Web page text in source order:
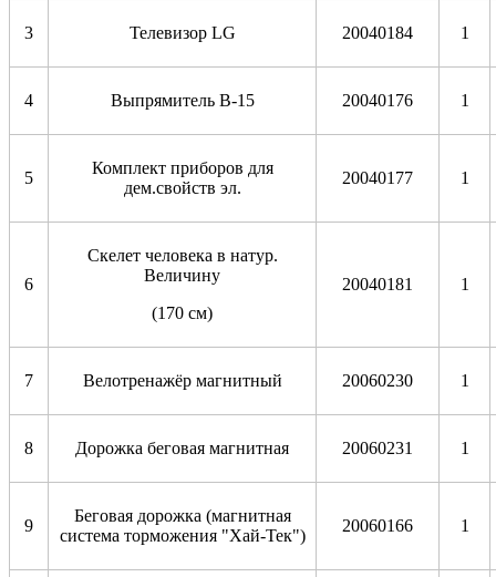
3 Телевизор LG 20040184 1
4 Выпрямитель В-15 20040176 1
5
Комплект приборов для
дем.свойств эл.
20040177 1
6
Скелет человека в натур.
Величину
(170 см)
20040181 1
7 Велотренажёр магнитный 20060230 1
8 Дорожка беговая магнитная 20060231 1
9
Беговая дорожка (магнитная
система торможения "Хай-Тек")
20060166 1